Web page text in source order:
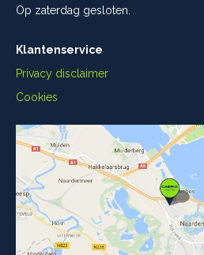
Op zaterdag gesloten.
Klantenservice
Privacy disclaimer
Cookies